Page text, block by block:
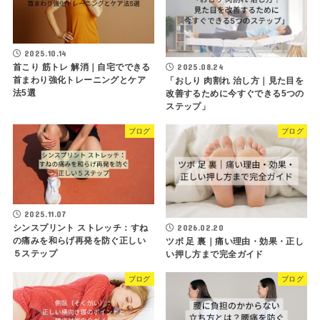
2025.10.14
首こり 筋トレ 解消｜自宅でできる
首まわり強化トレーニングとケア
法5選
2025.08.24
「おしり 肉割れ 治し方｜見た目を
改善するために今すぐできる5つの
ステップ」
ブログ
2025.11.07
シンスプリント ストレッチ：すね
の痛みを和らげ再発を防ぐ正しい
５ステップ
ブログ
2026.02.20
ツボ 足 裏｜痛い理由・効果・正し
い押し方まで完全ガイド
ブログ ブログ